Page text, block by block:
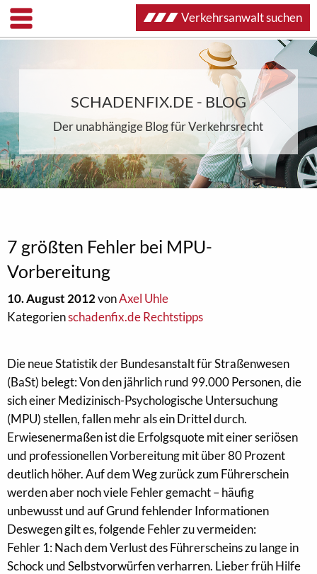
SCHADENFIX.DE - BLOG
Der unabhängige Blog für Verkehrsrecht
7 größten Fehler bei MPU-
Vorbereitung
10. August 2012vonAxel Uhle
Kategorienschadenfix.de Rechtstipps
Die neue Statistik der Bundesanstalt für Straßenwesen
(BaSt) belegt: Von den jährlich rund 99.000 Personen, die
sich einer Medizinisch-Psychologische Untersuchung
(MPU) stellen, fallen mehr als ein Drittel durch.
Erwiesenermaßen ist die Erfolgsquote mit einer seriösen
und professionellen Vorbereitung mit über 80 Prozent
deutlich höher. Auf dem Weg zurück zum Führerschein
werden aber noch viele Fehler gemacht – häufig
unbewusst und auf Grund fehlender Informationen
Deswegen gilt es, folgende Fehler zu vermeiden:
Fehler 1: Nach dem Verlust des Führerscheins zu lange in
Schock und Selbstvorwürfen verharren. Lieber früh Hilfe
Verkehrsanwalt suchen